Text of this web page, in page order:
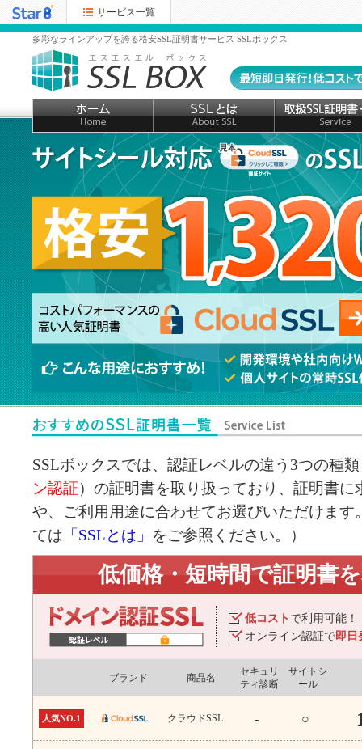
サービス一覧
多彩なラインアップを誇る格安SSL証明書サービス SSLボックス
SSLボックスでは、認証レベルの違う3つの種
ン認証）の証明書を取り扱っており、証明書
や、ご利用用途に合わせてお選びいただけます
ては 「SSLとは」 をご参照ください。）
低価格・短時間で証明書
低コスト で利用可能！
オンライン認証で即日
ブランド 商品名
セキュリ
ティ診断
サイトシ
ール
人気NO.1 クラウドSSL - ○